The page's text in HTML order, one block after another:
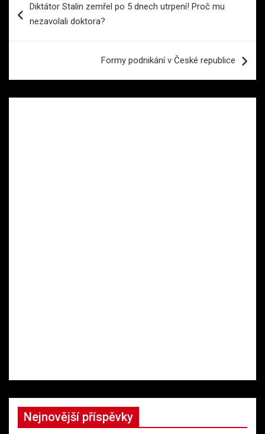
proDiktátor Stalin zemřel po 5 dnech utrpení! Proč mu
nezavolali doktora?
Formy podnikání v České republice
Nejnovější příspěvky